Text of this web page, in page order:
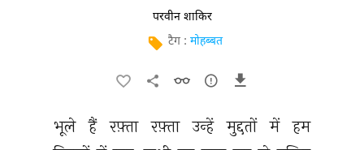
परवीन शाकिर
टैग : मोहब्बत
भूले हैं रफ़्ता रफ़्ता उन्हें मुद्दतों में हम